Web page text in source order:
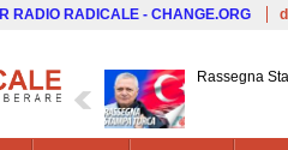
RADIO RADICALE - CHANGE.ORG
Rassegna